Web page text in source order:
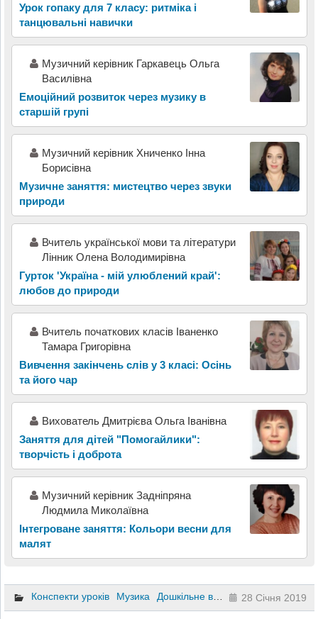
Урок гопаку для 7 класу: ритміка і
танцювальні навички
Музичний керівник Гаркавець Ольга
Василівна
Емоційний розвиток через музику в
старшій групі
Музичний керівник Хниченко Інна
Борисівна
Музичне заняття: мистецтво через звуки
природи
Вчитель української мови та літератури
Лінник Олена Володимирівна
Гурток 'Україна - мій улюблений край':
любов до природи
Вчитель початкових класів Іваненко
Тамара Григорівна
Вивчення закінчень слів у 3 класі: Осінь
та його чар
Вихователь Дмитрієва Ольга Іванівна
Заняття для дітей "Помогайлики":
творчість і доброта
Музичний керівник Задніпряна
Людмила Миколаївна
Інтегроване заняття: Кольори весни для
малят
Конспекти уроків Музика Дошкільне виховання 28 Січня 2019